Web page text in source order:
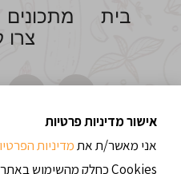
בית מתכונים
אישור מדיניות פרטיות
אני מאשר/ת אתמדיניות
Cookies כחלק מהשימוש באתר.